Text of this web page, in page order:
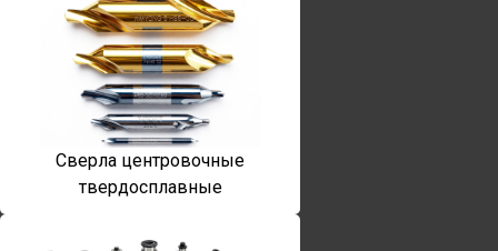
Сверла центровочные
твердосплавные